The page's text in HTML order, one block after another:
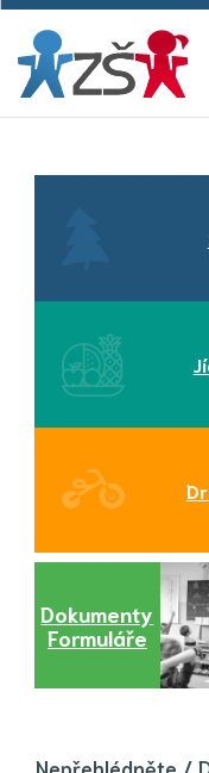
Dokumenty
Formuláře
Nepřehlédněte /